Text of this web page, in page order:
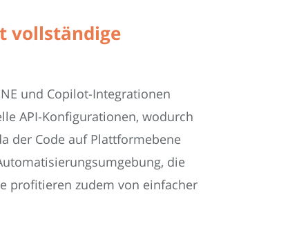
vollständige
und Copilot-Integrationen
API-Konfigurationen, wodurch
der Code auf Plattformebene
die
profitieren zudem von einfacher